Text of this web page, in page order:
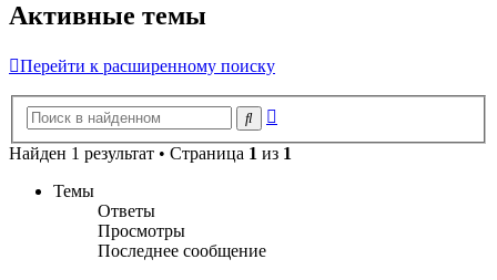
Активные темы
Перейти к расширенному поиску
Поиск
Найден 1 результат • Страница 1 из 1
Темы
Ответы
Просмотры
Последнее сообщение